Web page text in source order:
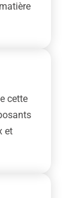
cette
et